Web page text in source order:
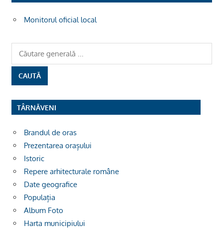
Monitorul oficial local
TÂRNĂVENI
Brandul de oras
Prezentarea orașului
Istoric
Repere arhitecturale române
Date geografice
Populația
Album Foto
Harta municipiului